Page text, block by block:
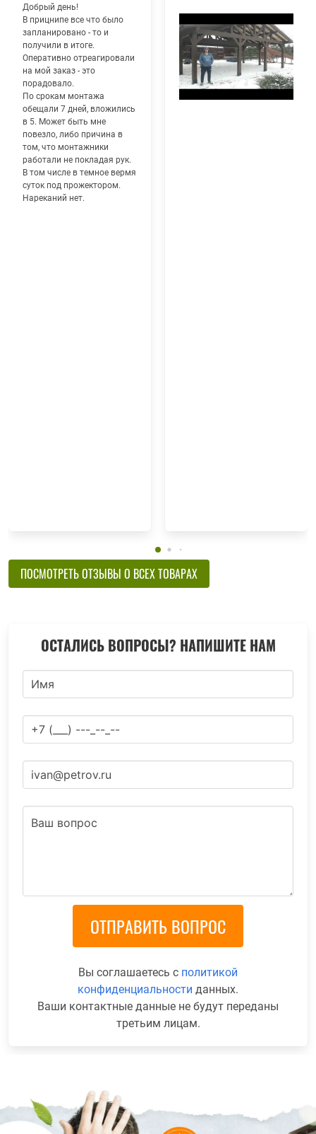
Добрый день!
В прицнипе все что было
запланировано - то и
получили в итоге.
Оперативно отреагировали
на мой заказ - это
порадовало.
По срокам монтажа
обещали 7 дней, вложились
в 5. Может быть мне
повезло, либо причина в
том, что монтажники
работали не покладая рук.
В том числе в темное вермя
суток под прожектором.
Нареканий нет.
ПОСМОТРЕТЬ ОТЗЫВЫ О ВСЕХ ТОВАРАХ
ОСТАЛИСЬ ВОПРОСЫ? НАПИШИТЕ НАМ
Вы соглашаетесь с политикой
конфиденциальности данных.
Ваши контактные данные не будут переданы
третьим лицам.